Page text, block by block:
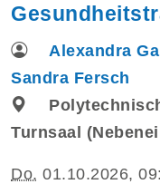
Alexandra
Sandra Fersch
Turnsaal
Do. 01.10.2026,